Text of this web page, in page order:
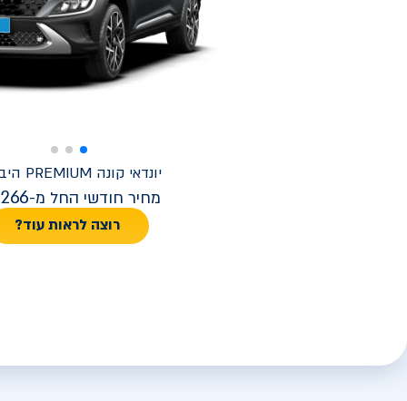
יונדאי קונה PREMIUM היברידי
מחיר חודשי החל מ-
רוצה לראות עוד?